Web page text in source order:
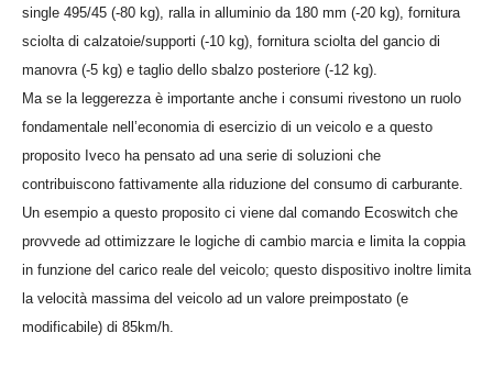
single 495/45 (-80 kg), ralla in alluminio da 180 mm (-20 kg), fornitura
sciolta di calzatoie/supporti (-10 kg), fornitura sciolta del gancio di
manovra (-5 kg) e taglio dello sbalzo posteriore (-12 kg).
Ma se la leggerezza è importante anche i consumi rivestono un ruolo
fondamentale nell’economia di esercizio di un veicolo e a questo
proposito Iveco ha pensato ad una serie di soluzioni che
contribuiscono fattivamente alla riduzione del consumo di carburante.
Un esempio a questo proposito ci viene dal comando Ecoswitch che
provvede ad ottimizzare le logiche di cambio marcia e limita la coppia
in funzione del carico reale del veicolo; questo dispositivo inoltre limita
la velocità massima del veicolo ad un valore preimpostato (e
modificabile) di 85km/h.